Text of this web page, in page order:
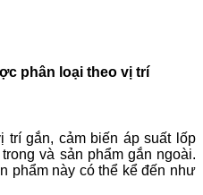
phân loại theo vị trí
trí gắn, cảm biến áp suất lốp
và sản phẩm gắn ngoài.
phẩm này có thể kể đến như